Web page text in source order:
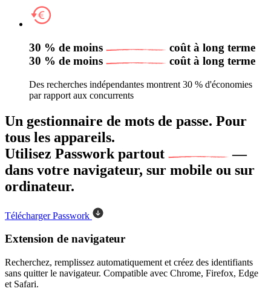
30 % de moins
coût à long terme
30 % de moins
coût à long terme
Des recherches indépendantes montrent 30 % d'économies
par rapport aux concurrents
Un gestionnaire de mots de passe. Pour
tous les appareils.
Utilisez Passwork partout
—
dans votre navigateur, sur mobile ou sur
ordinateur.
Télécharger Passwork
Extension de navigateur
Recherchez, remplissez automatiquement et créez des identifiants
sans quitter le navigateur. Compatible avec Chrome, Firefox, Edge
et Safari.